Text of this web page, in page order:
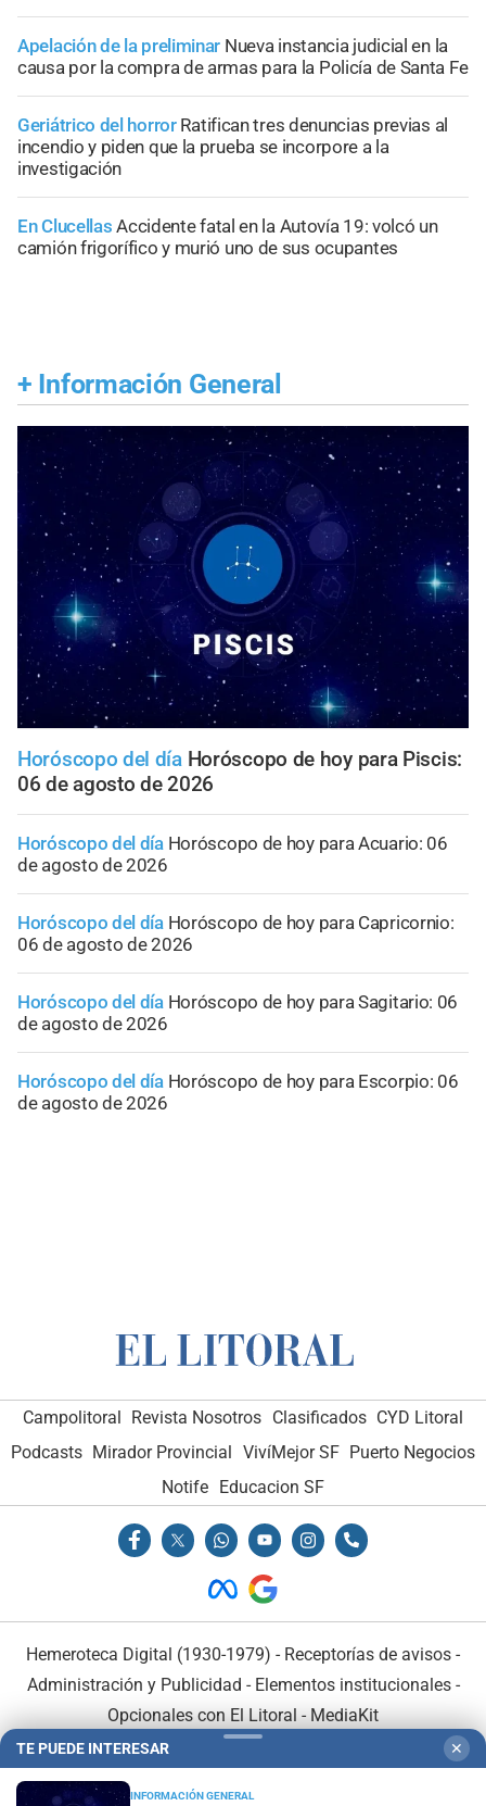
Apelación de la preliminar Nueva instancia judicial en la
causa por la compra de armas para la Policía de Santa Fe
Geriátrico del horror Ratifican tres denuncias previas al
incendio y piden que la prueba se incorpore a la
investigación
En Clucellas Accidente fatal en la Autovía 19: volcó un
camión frigorífico y murió uno de sus ocupantes
+ Información General
Horóscopo del día Horóscopo de hoy para Piscis:
06 de agosto de 2026
Horóscopo del día Horóscopo de hoy para Acuario: 06
de agosto de 2026
Horóscopo del día Horóscopo de hoy para Capricornio:
06 de agosto de 2026
Horóscopo del día Horóscopo de hoy para Sagitario: 06
de agosto de 2026
Horóscopo del día Horóscopo de hoy para Escorpio: 06
de agosto de 2026
Campolitoral Revista Nosotros Clasificados CYD Litoral
Podcasts Mirador Provincial VivíMejor SF Puerto Negocios
Notife
Educacion SF
Hemeroteca Digital (1930-1979) - Receptorías de avisos -
Administración y Publicidad - Elementos institucionales-
Opcionales con El Litoral - MediaKit
TE PUEDE INTERESAR ✕
INFORMACIÓN GENERAL